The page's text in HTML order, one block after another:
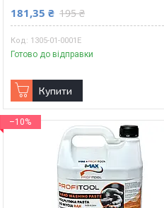
181,35 ₴ 195 ₴
1305-01-0001E
Готово до відправки
Купити
–10%